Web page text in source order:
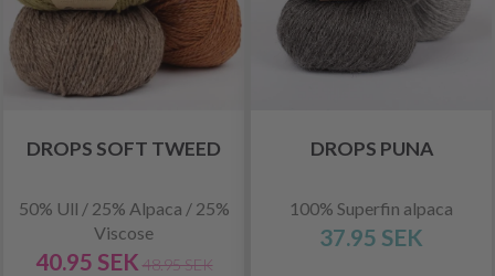
DROPS SOFT TWEED
50% Ull / 25% Alpaca / 25%
Viscose
40.95 SEK 48.95 SEK
DROPS PUNA
100% Superfin alpaca
37.95 SEK